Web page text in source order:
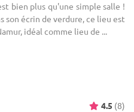
bien plus qu'une simple salle !
son écrin de verdure, ce lieu est
idéal comme lieu de ...
4.5 (8)